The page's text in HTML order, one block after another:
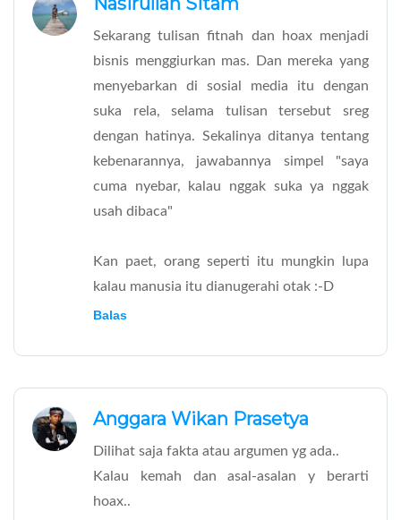
Sekarang tulisan fitnah dan hoax menjadi
bisnis menggiurkan mas. Dan mereka yang
menyebarkan di sosial media itu dengan
suka rela, selama tulisan tersebut sreg
dengan hatinya. Sekalinya ditanya tentang
kebenarannya, jawabannya simpel "saya
cuma nyebar, kalau nggak suka ya nggak
usah dibaca"
Kan paet, orang seperti itu mungkin lupa
kalau manusia itu dianugerahi otak :-D
Balas
Anggara Wikan Prasetya
Dilihat saja fakta atau argumen yg ada..
Kalau kemah dan asal-asalan y berarti
hoax..